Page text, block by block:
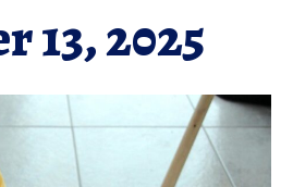
13, 2025